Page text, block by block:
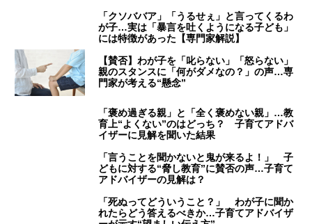
「クソババア」「うるせぇ」と言ってくるわ
が子…実は「暴言を吐くようになる子ども」
には特徴があった【専門家解説】
【賛否】わが子を「叱らない」「怒らない」
親のスタンスに「何がダメなの？」の声…専
門家が考える“懸念”
「褒め過ぎる親」と「全く褒めない親」…教
育上“よくない”のはどっち？ 子育てアドバ
イザーに見解を聞いた結果
「言うことを聞かないと鬼が来るよ！」 子
どもに対する“脅し教育”に賛否の声…子育て
アドバイザーの見解は？
「死ぬってどういうこと？」 わが子に聞か
れたらどう答えるべきか…子育てアドバイザ